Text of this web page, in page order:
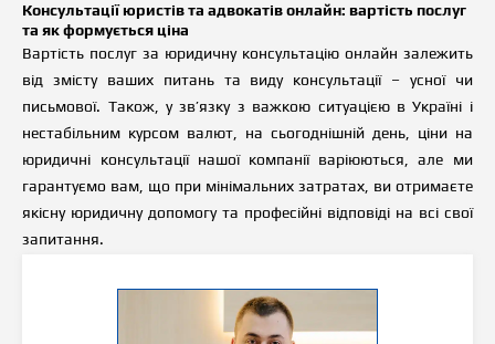
Консультації юристів та адвокатів онлайн: вартість послуг
та як формується ціна
Вартість послуг за юридичну консультацію онлайн залежить
від змісту ваших питань та виду консультації – усної чи
письмової. Також, у зв’язку з важкою ситуацією в Україні і
нестабільним курсом валют, на сьогоднішній день, ціни на
юридичні консультації нашої компанії варіюються, але ми
гарантуємо вам, що при мінімальних затратах, ви отримаєте
якісну юридичну допомогу та професійні відповіді на всі свої
запитання.